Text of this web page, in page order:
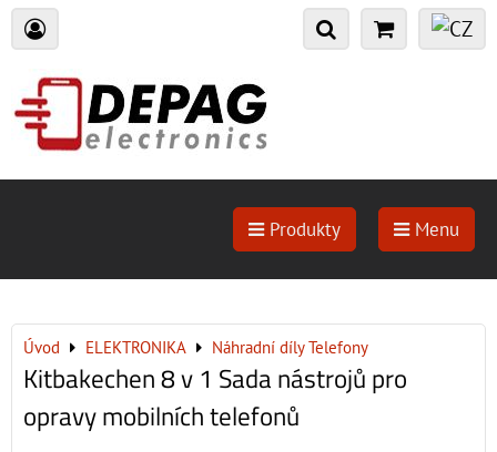
Produkty Menu
Úvod ELEKTRONIKA Náhradní díly Telefony
Kitbakechen 8 v 1 Sada nástrojů pro
opravy mobilních telefonů